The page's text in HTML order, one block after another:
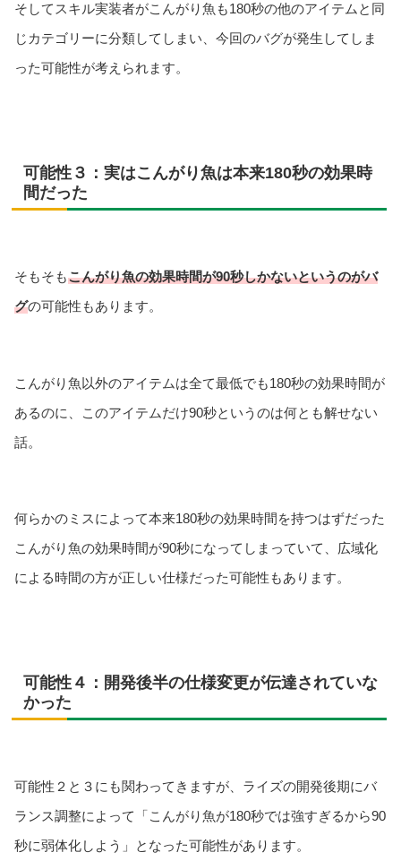
そしてスキル実装者がこんがり魚も180秒の他のアイテムと同
じカテゴリーに分類してしまい、今回のバグが発生してしま
った可能性が考えられます。
可能性３：実はこんがり魚は本来180秒の効果時
間だった
そもそもこんがり魚の効果時間が90秒しかないというのがバ
グの可能性もあります。
こんがり魚以外のアイテムは全て最低でも180秒の効果時間が
あるのに、このアイテムだけ90秒というのは何とも解せない
話。
何らかのミスによって本来180秒の効果時間を持つはずだった
こんがり魚の効果時間が90秒になってしまっていて、広域化
による時間の方が正しい仕様だった可能性もあります。
可能性４：開発後半の仕様変更が伝達されていな
かった
可能性２と３にも関わってきますが、ライズの開発後期にバ
ランス調整によって「こんがり魚が180秒では強すぎるから90
秒に弱体化しよう」となった可能性があります。